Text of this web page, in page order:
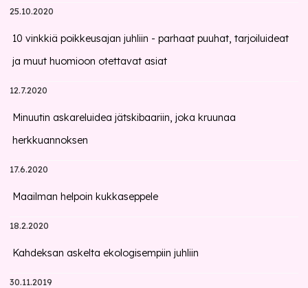
25.10.2020
10 vinkkiä poikkeusajan juhliin - parhaat puuhat, tarjoiluideat
ja muut huomioon otettavat asiat
12.7.2020
Minuutin askareluidea jätskibaariin, joka kruunaa
herkkuannoksen
17.6.2020
Maailman helpoin kukkaseppele
18.2.2020
Kahdeksan askelta ekologisempiin juhliin
30.11.2019